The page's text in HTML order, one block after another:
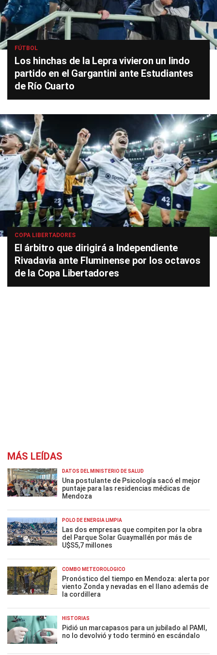
FÚTBOL
Los hinchas de la Lepra vivieron un lindo
partido en el Gargantini ante Estudiantes
de Río Cuarto
COPA LIBERTADORES
El árbitro que dirigirá a Independiente
Rivadavia ante Fluminense por los octavos
de la Copa Libertadores
MÁS LEÍDAS
DATOS DEL MINISTERIO DE SALUD
Una postulante de Psicología sacó el mejor
puntaje para las residencias médicas de
Mendoza
POLO DE ENERGÍA LIMPIA
Las dos empresas que compiten por la obra
del Parque Solar Guaymallén por más de
U$S5,7 millones
COMBO METEOROLÓGICO
Pronóstico del tiempo en Mendoza: alerta por
viento Zonda y nevadas en el llano además de
la cordillera
HISTORIAS
Pidió un marcapasos para un jubilado al PAMI,
no lo devolvió y todo terminó en escándalo